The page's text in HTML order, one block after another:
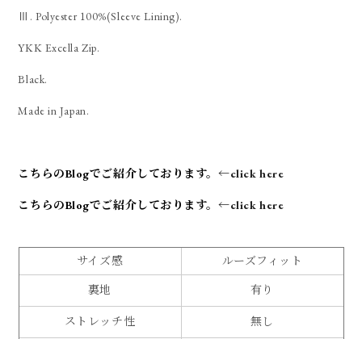
Ⅲ. Polyester 100%(Sleeve Lining).
YKK Excella Zip.
Black.
Made in Japan.
こちらのBlogでご紹介しております。←click here
こちらのBlogでご紹介しております。←click here
サイズ感
ルーズフィット
裏地
有り
ストレッチ性 無し